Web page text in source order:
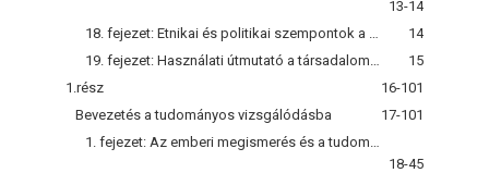
13-14
14
15
1.rész
16-101
Bevezetés a tudományos vizsgálódásba
17-101
18-45